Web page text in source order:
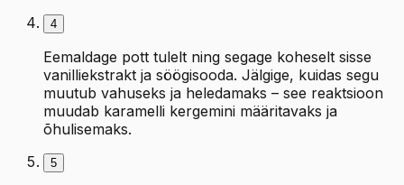
4
Eemaldage pott tulelt ning segage koheselt sisse
vanilliekstrakt ja söögisooda. Jälgige, kuidas segu
muutub vahuseks ja heledamaks – see reaktsioon
muudab karamelli kergemini määritavaks ja
õhulisemaks.
5